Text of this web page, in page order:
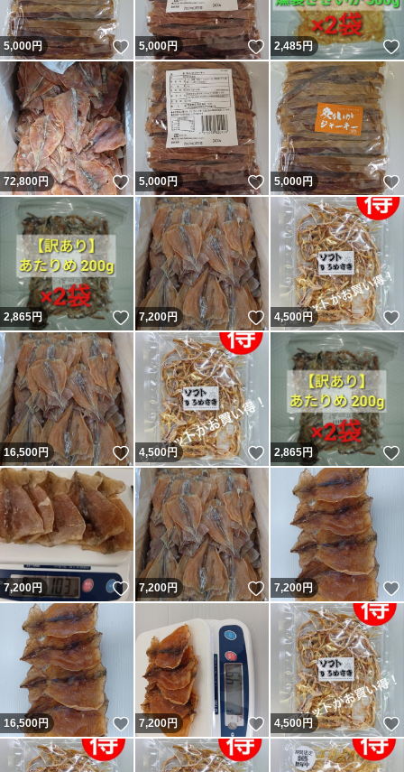
5,000円 いいね！
5,000円 いいね！
2,485円
72,800円 いいね！
5,000円 いいね！
5,000円
2,865円 いいね！
7,200円 いいね！
4,500円
16,500円 いいね！
4,500円 いいね！
2,865円
7,200円 いいね！
7,200円 いいね！
7,200円
16,500円 いいね！
7,200円 いいね！
4,500円